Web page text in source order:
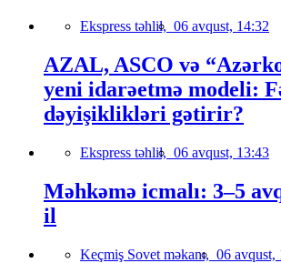
Ekspress təhlil, 06 avqust, 14:32
AZAL, ASCO və
yeni idarəetmə modeli:
dəyişiklikləri gətirir?
Ekspress təhlil, 06 avqust, 13:43
Məhkəmə icmalı: 3–5
il
Keçmiş Sovet məkanı, 06 avqust,